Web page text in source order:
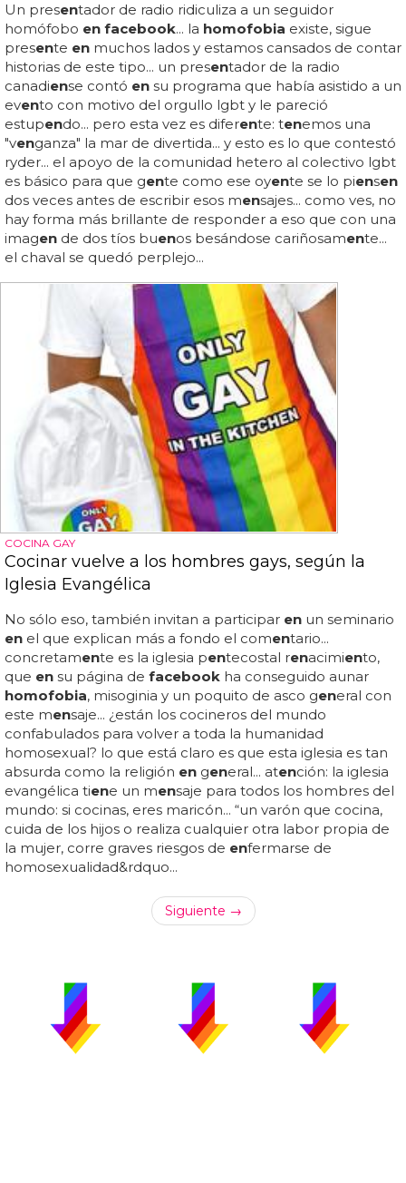
Un presentador de radio ridiculiza a un seguidor
homófobo en facebook... la homofobia existe, sigue
presente en muchos lados y estamos cansados de contar
historias de este tipo... un presentador de la radio
canadiense contó en su programa que había asistido a un
evento con motivo del orgullo lgbt y le pareció
estupendo... pero esta vez es diferente: tenemos una
"venganza" la mar de divertida... y esto es lo que contestó
ryder... el apoyo de la comunidad hetero al colectivo lgbt
es básico para que gente como ese oyente se lo piensen
dos veces antes de escribir esos mensajes... como ves, no
hay forma más brillante de responder a eso que con una
imagen de dos tíos buenos besándose cariñosamente...
el chaval se quedó perplejo...
COCINA GAY
Cocinar vuelve a los hombres gays, según la
Iglesia Evangélica
No sólo eso, también invitan a participar en un seminario
en el que explican más a fondo el comentario...
concretamente es la iglesia pentecostal renacimiento,
que en su página de facebook ha conseguido aunar
homofobia, misoginia y un poquito de asco general con
este mensaje... ¿están los cocineros del mundo
confabulados para volver a toda la humanidad
homosexual? lo que está claro es que esta iglesia es tan
absurda como la religión en general... atención: la iglesia
evangélica tiene un mensaje para todos los hombres del
mundo: si cocinas, eres maricón... “un varón que cocina,
cuida de los hijos o realiza cualquier otra labor propia de
la mujer, corre graves riesgos de enfermarse de
homosexualidad&rdquo...
Siguiente →